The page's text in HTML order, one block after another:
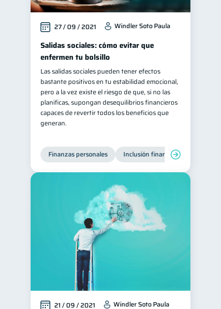
27 / 09 / 2021 Windler Soto Paula
Salidas sociales: cómo evitar que
enfermen tu bolsillo
Las salidas sociales pueden tener efectos
bastante positivos en tu estabilidad emocional,
pero a la vez existe el riesgo de que, si no las
planificas, supongan desequilibrios financieros
capaces de revertir todos los beneficios que
generan.
Finanzas personales Inclusión financiera
21 / 09 / 2021 Windler Soto Paula